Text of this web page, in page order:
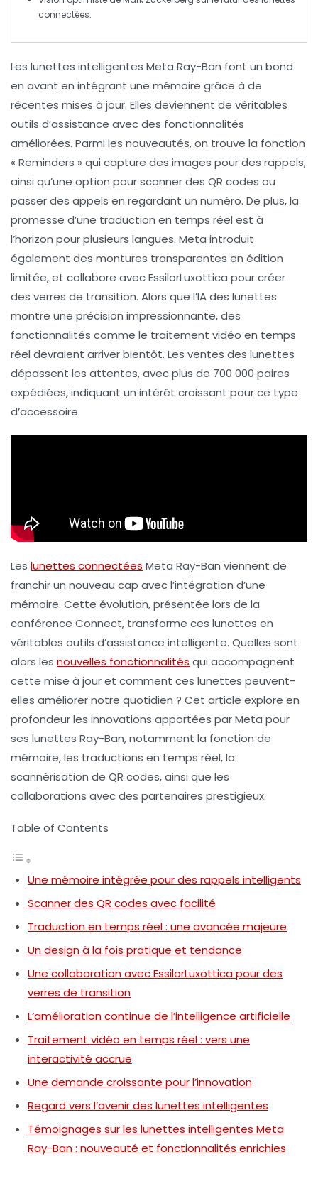
connectées.
Les lunettes intelligentes Meta Ray-Ban font un bond
en avant en intégrant une mémoire grâce à de
récentes mises à jour. Elles deviennent de véritables
outils d’assistance avec des fonctionnalités
améliorées. Parmi les nouveautés, on trouve la fonction
« Reminders » qui capture des images pour des rappels,
ainsi qu’une option pourscanner des QR codes ou
passer des appels en regardant un numéro. De plus, la
promesse d’une traduction en temps réel est à
l’horizon pour plusieurs langues. Meta introduit
également des montures transparentes en édition
limitée, et collabore avec EssilorLuxottica pour créer
des verres de transition. Alors que l’IA des lunettes
montre une précision impressionnante, des
fonctionnalités comme le traitement vidéo en temps
réel devraient arriver bientôt. Les ventes des lunettes
dépassent les attentes, avec plus de 700 000 paires
expédiées, indiquant un intérêt croissant pour ce type
d’accessoire.
Les lunettes connectées Meta Ray-Ban viennent de
franchir un nouveau cap avec l’intégration d’une
mémoire. Cette évolution, présentée lors de la
conférence Connect, transforme ces lunettes en
véritables outils d’assistance intelligente. Quelles sont
alors les nouvelles fonctionnalités qui accompagnent
cette mise à jour et comment ces lunettes peuvent-
elles améliorer notre quotidien ? Cet article explore en
profondeur les innovations apportées par Meta pour
ses lunettes Ray-Ban, notamment la fonction de
mémoire, les traductions en temps réel, la
scannérisation de QR codes, ainsi que les
collaborations avec des partenaires prestigieux.
Table of Contents
Une mémoire intégrée pour des rappels intelligents
Scanner des QR codes avec facilité
Traduction en temps réel : une avancée majeure
Un design à la fois pratique et tendance
Une collaboration avec EssilorLuxottica pour des
verres de transition
L’amélioration continue de l’intelligence artificielle
Traitement vidéo en temps réel : vers une
interactivité accrue
Une demande croissante pour l’innovation
Regard vers l’avenir des lunettes intelligentes
Témoignages sur les lunettes intelligentes Meta
Ray-Ban : nouveauté et fonctionnalités enrichies